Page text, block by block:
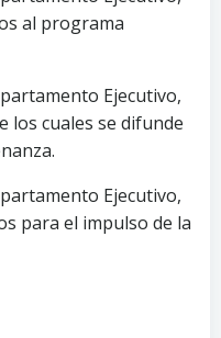
al programa
Ejecutivo,
los cuales se difunde
Ejecutivo,
para el impulso de la